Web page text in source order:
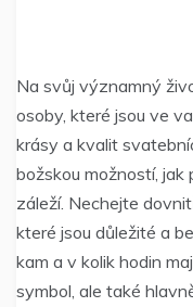
Na svůj významný
osoby, které jsou ve
krásy a kvalit
božskou možností,
záleží. Nechejte
které jsou důležité a
kam a v kolik hodin
symbol, ale také